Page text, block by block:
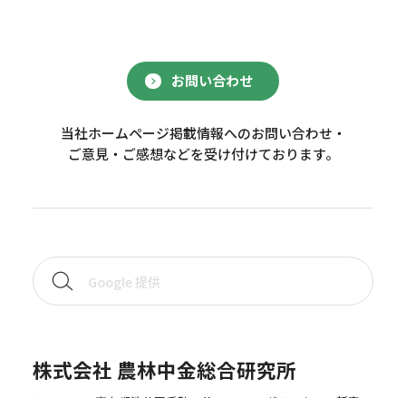
お問い合わせ
当社ホームページ掲載情報へのお問い合わせ・
ご意見・ご感想などを受け付けております。
株式会社 農林中金総合研究所